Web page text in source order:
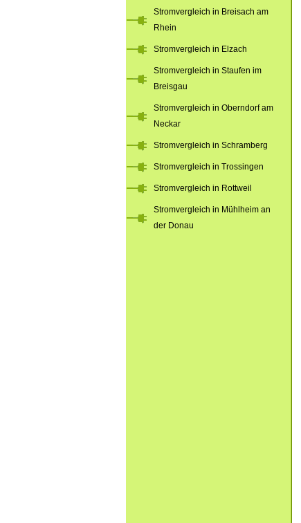
Stromvergleich in Breisach am
Rhein
Stromvergleich in Elzach
Stromvergleich in Staufen im
Breisgau
Stromvergleich in Oberndorf am
Neckar
Stromvergleich in Schramberg
Stromvergleich in Trossingen
Stromvergleich in Rottweil
Stromvergleich in Mühlheim an
der Donau